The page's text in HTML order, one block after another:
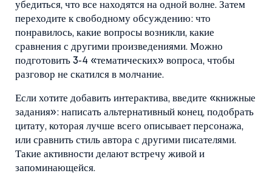
убедиться, что все находятся на одной волне. Затем
переходите к свободному обсуждению: что
понравилось, какие вопросы возникли, какие
сравнения с другими произведениями. Можно
подготовить 3‑4 «тематических» вопроса, чтобы
разговор не скатился в молчание.
Если хотите добавить интерактива, введите «книжные
задания»: написать альтернативный конец, подобрать
цитату, которая лучше всего описывает персонажа,
или сравнить стиль автора с другими писателями.
Такие активности делают встречу живой и
запоминающейся.